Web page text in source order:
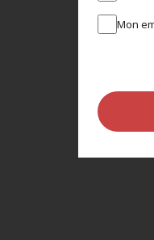
Mon